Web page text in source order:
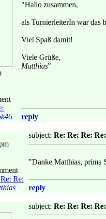
"Hallo zusammen,
als TurnierleiterIn war das
Viel Spaß damit!
Viele Grüße,
Matthias"
reply
Re:
subject: Re: Re: Re:
"Danke Matthias, prima
reply
subject: Re: Re: Re: